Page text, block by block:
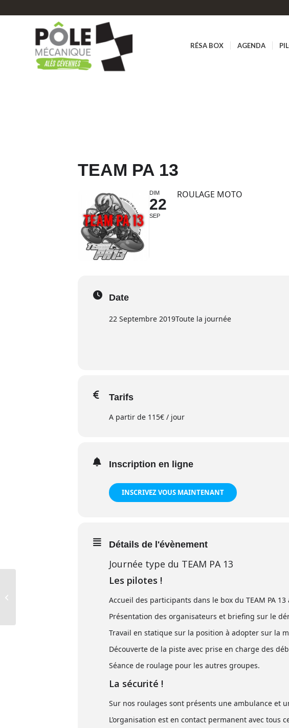
RÉSA BOX AGENDA
TEAM PA 13
DIM
22
SEP
ROULAGE MOTO
Date
22 Septembre 2019Toute la journée
Tarifs
A partir de 115€ / jour
Inscription en ligne
INSCRIVEZ VOUS MAINTENANT
Détails de l'évènement
Journée type du TEAM PA 13
Les pilotes !
Accueil des participants dans le box du TEAM PA 13
Présentation des organisateurs et briefing sur le
Travail en statique sur la position à adopter sur la
Découverte de la piste avec prise en charge des
Séance de roulage pour les autres groupes.
La sécurité !
Sur nos roulages sont présents une ambulance et
L’organisation est en contact permanent avec